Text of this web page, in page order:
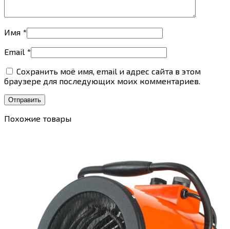
Имя *
Email *
Сохранить моё имя, email и адрес сайта в этом
браузере для последующих моих комментариев.
Похожие товары